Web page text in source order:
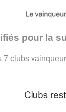
pour la
7 clubs